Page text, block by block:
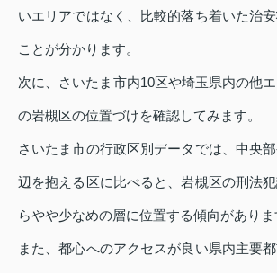
いエリアではなく、比較的落ち着いた治
ことが分かります。
次に、さいたま市内10区や埼玉県内の他
の岩槻区の位置づけを確認してみます。
さいたま市の行政区別データでは、中央
辺を抱える区に比べると、岩槻区の刑法
らやや少なめの層に位置する傾向がありま
また、都心へのアクセスが良い県内主要